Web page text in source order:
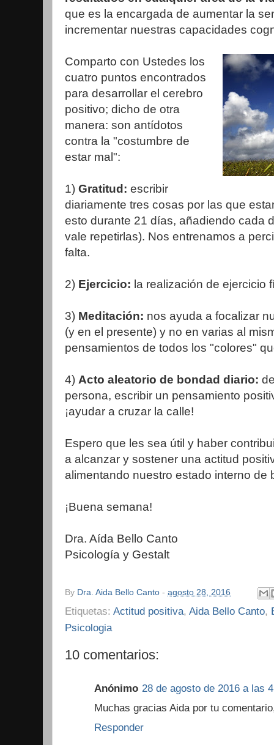
que es la encargada de aumentar la
incrementar nuestras capacidades
Comparto con Ustedes los
cuatro puntos encontrados
para desarrollar el cerebro
positivo; dicho de otra
manera: son antídotos
contra la "costumbre de
estar mal":
1) Gratitud: escribir
diariamente tres cosas por las que
esto durante 21 días, añadiendo cada
vale repetirlas). Nos entrenamos a
falta.
2) Ejercicio: la realización de ejercicio
3) Meditación: nos ayuda a focalizar
(y en el presente) y no en varias al
pensamientos de todos los "colores"
4) Acto aleatorio de bondad diario:
persona, escribir un pensamiento
¡ayudar a cruzar la calle!
Espero que les sea útil y haber
a alcanzar y sostener una actitud
alimentando nuestro estado interno de
¡Buena semana!
Dra. Aída Bello Canto
Psicología y Gestalt
By Dra. Aida Bello Canto - agosto 28, 2016
Etiquetas: Actitud positiva, Aida Bello Canto,
Psicologia
10 comentarios:
Anónimo 28 de agosto de 2016 a las
Muchas gracias Aida por tu
Responder